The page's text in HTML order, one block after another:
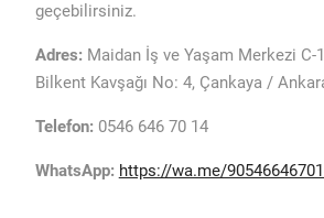
geçebilirsiniz.
Adres: Maidan İş ve Yaşam Merkezi C-
Bilkent Kavşağı No: 4, Çankaya /
Telefon: 0546 646 70 14
WhatsApp: https://wa.me/